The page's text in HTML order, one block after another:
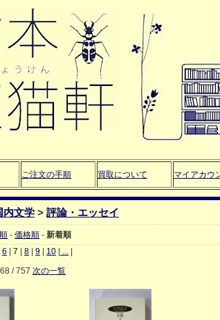
ご注文の手順 買取について マイアカウ
内文学 > 評論・エッセイ
- 価格順 - 新着順
6 7 8 9 10 ...
/ 757 次の一覧